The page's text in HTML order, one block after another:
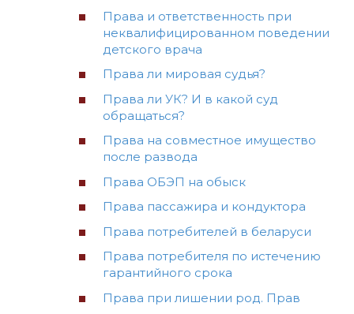
Права и ответственность при
неквалифицированном поведении
детского врача
Права ли мировая судья?
Права ли УК? И в какой суд
обращаться?
Права на совместное имущество
после развода
Права ОБЭП на обыск
Права пассажира и кондуктора
Права потребителей в беларуси
Права потребителя по истечению
гарантийного срока
Права при лишении род. Прав